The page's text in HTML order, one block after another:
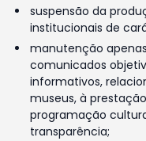
suspensão da
institucionais de
manutenção
comunicados
informativos,
museus, à
programação
transparência;